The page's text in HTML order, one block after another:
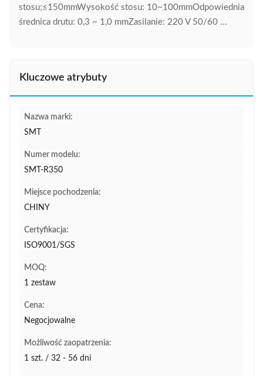
stosu;≤150mmWysokość stosu: 10~100mmOdpowiednia
średnica drutu: 0,3 ~ 1,0 mmZasilanie: 220 V 50/60 ...
Kluczowe atrybuty
Nazwa marki:
SMT
Numer modelu:
SMT-R350
Miejsce pochodzenia:
CHINY
Certyfikacja:
ISO9001/SGS
MOQ:
1 zestaw
Cena:
Negocjowalne
Możliwość zaopatrzenia:
1 szt. / 32 - 56 dni